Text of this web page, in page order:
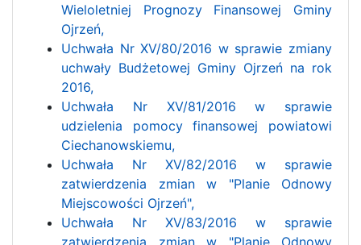
Wieloletniej Prognozy Finansowej Gminy
Ojrzeń,
Uchwała Nr XV/80/2016 w sprawie zmiany
uchwały Budżetowej Gminy Ojrzeń na rok
2016,
Uchwała Nr XV/81/2016 w sprawie
udzielenia pomocy finansowej powiatowi
Ciechanowskiemu,
Uchwała Nr XV/82/2016 w sprawie
zatwierdzenia zmian w "Planie Odnowy
Miejscowości Ojrzeń",
Uchwała Nr XV/83/2016 w sprawie
zatwierdzenia zmian w "Planie Odnowy